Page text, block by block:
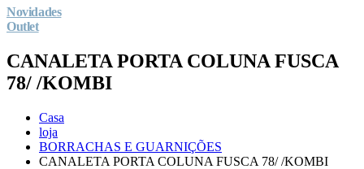
Novidades
Outlet
CANALETA PORTA COLUNA FUSCA
78/ /KOMBI
Casa
loja
BORRACHAS E GUARNIÇÕES
CANALETA PORTA COLUNA FUSCA 78/ /KOMBI